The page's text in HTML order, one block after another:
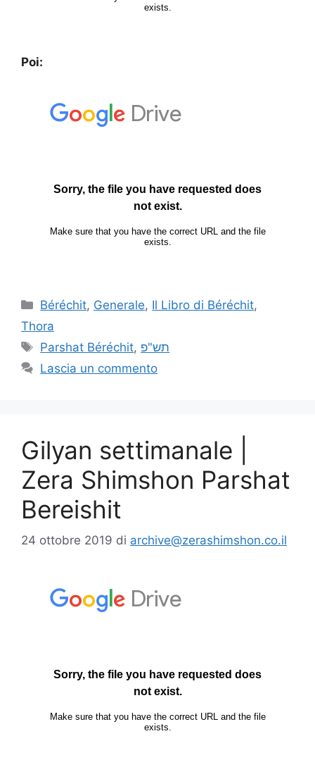
Poi:
Béréchit, Generale, Il Libro di Béréchit,
Thora
Parshat Béréchit, תש"פ
Lascia un commento
Gilyan settimanale |
Zera Shimshon Parshat
Bereishit
24 ottobre 2019 di archive@zerashimshon.co.il